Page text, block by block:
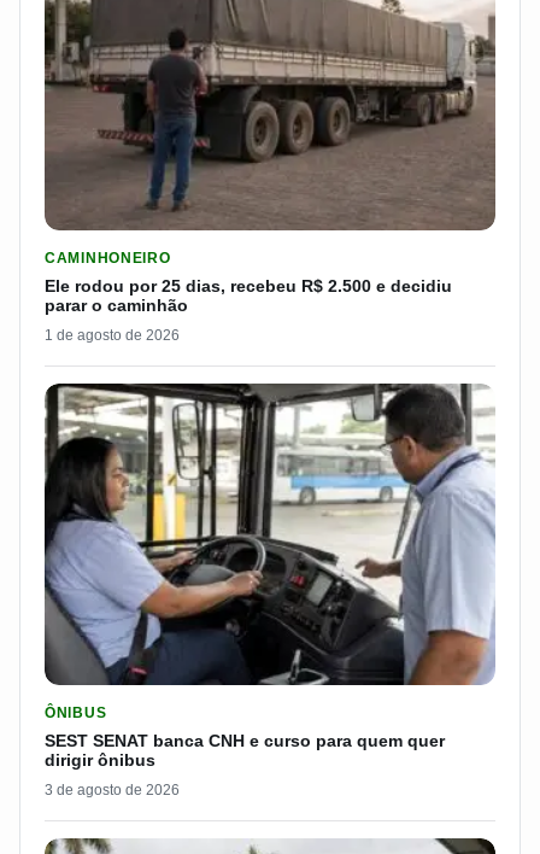
CAMINHONEIRO
Ele rodou por 25 dias, recebeu R$ 2.500 e decidiu
parar o caminhão
1 de agosto de 2026
ÔNIBUS
SEST SENAT banca CNH e curso para quem quer
dirigir ônibus
3 de agosto de 2026